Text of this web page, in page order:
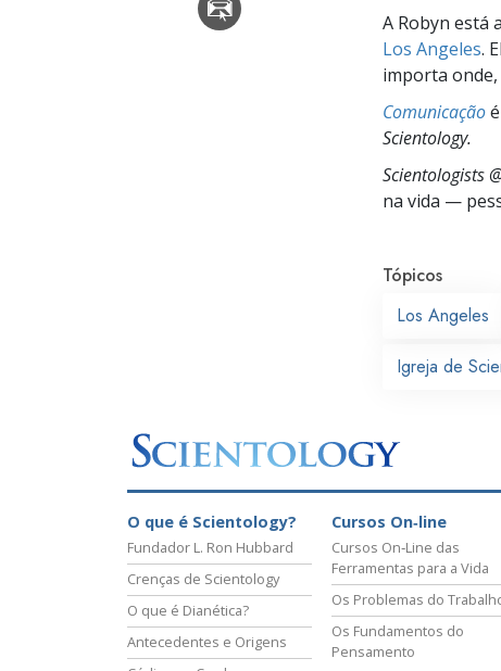
A Robyn está
Los Angeles.
importa onde,
Comunicação
Scientology.
Scientologists
na vida —
Tópicos
Los Angeles
Igreja de
O que é Scientology?
Fundador L. Ron Hubbard
Crenças de Scientology
O que é Dianética?
Antecedentes e Origens
Cursos On‑line
Cursos On‑Line das
Ferramentas para a Vida
Os Problemas do
Os Fundamentos do
Pensamento